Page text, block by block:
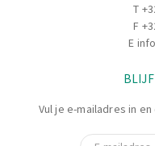
T
F
E
Vul je e-mailadres in
E-mail